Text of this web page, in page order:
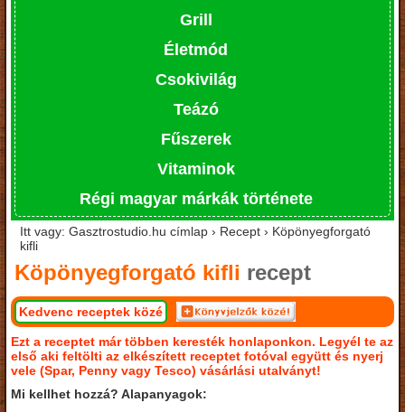
Grill
Életmód
Csokivilág
Teázó
Fűszerek
Vitaminok
Régi magyar márkák története
Itt vagy: Gasztrostudio.hu címlap › Recept › Köpönyegforgató
kifli
Köpönyegforgató kifli recept
Kedvenc receptek közé
Ezt a receptet már többen keresték honlaponkon. Legyél te az
első aki feltölti az elkészített receptet fotóval együtt és nyerj
vele (Spar, Penny vagy Tesco) vásárlási utalványt!
Mi kellhet hozzá? Alapanyagok: